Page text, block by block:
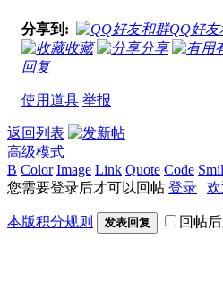
分享到: QQ好友
收藏
分享
回复
使用道具 举报
返回列表
高级模式
B Color Image Link Quote Code
您需要登录后才可以回帖 登录 |
本版积分规则 发表回复 回帖